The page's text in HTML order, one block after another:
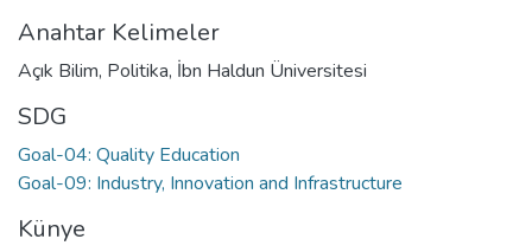
Anahtar Kelimeler
Açık Bilim, Politika, İbn Haldun Üniversitesi
SDG
Goal-04: Quality Education
Goal-09: Industry, Innovation and Infrastructure
Künye